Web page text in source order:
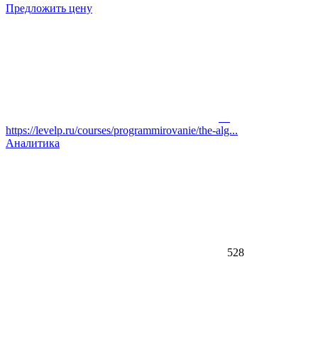
Предложить цену
https://levelp.ru/courses/programmirovanie/the-alg...
Аналитика
528